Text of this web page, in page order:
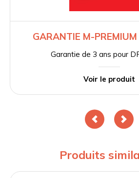
GARANTIE M-
Garantie de 3 ans pour
Voir le produit
Produits